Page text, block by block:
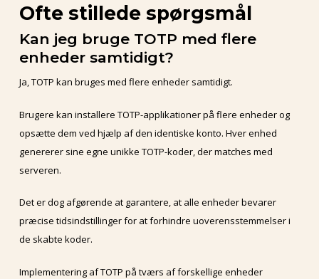
Ofte stillede spørgsmål
Kan jeg bruge TOTP med flere
enheder samtidigt?
Ja, TOTP kan bruges med flere enheder samtidigt.
Brugere kan installere TOTP-applikationer på flere enheder og
opsætte dem ved hjælp af den identiske konto. Hver enhed
genererer sine egne unikke TOTP-koder, der matches med
serveren.
Det er dog afgørende at garantere, at alle enheder bevarer
præcise tidsindstillinger for at forhindre uoverensstemmelser i
de skabte koder.
Implementering af TOTP på tværs af forskellige enheder